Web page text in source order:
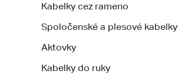
Kabelky cez rameno
Spoločenské a plesové kabelky
Aktovky
Kabelky do ruky